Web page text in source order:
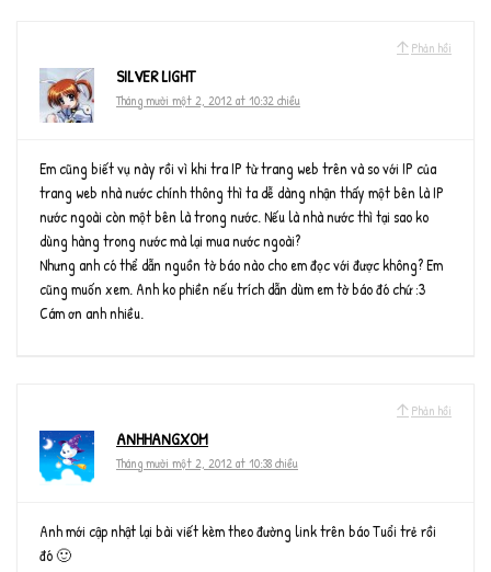
Phản hồi
SILVER LIGHT
Tháng mười một 2, 2012 at 10:32 chiều
Em cũng biết vụ này rồi vì khi tra IP từ trang web trên và so với IP của
trang web nhà nước chính thông thì ta dễ dàng nhận thấy một bên là IP
nước ngoài còn một bên là trong nước. Nếu là nhà nước thì tại sao ko
dùng hàng trong nước mà lại mua nước ngoài?
Nhưng anh có thể dẫn nguồn tờ báo nào cho em đọc với được không? Em
cũng muốn xem. Anh ko phiền nếu trích dẫn dùm em tờ báo đó chứ :3
Cám ơn anh nhiều.
Phản hồi
ANHHANGXOM
Tháng mười một 2, 2012 at 10:38 chiều
Anh mới cập nhật lại bài viết kèm theo đường link trên báo Tuổi trẻ rồi
đó 🙂